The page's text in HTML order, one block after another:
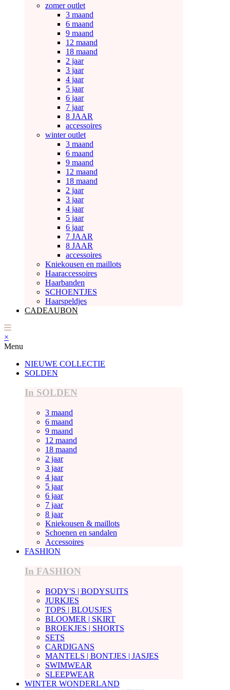
zomer outlet
3 maand
6 maand
9 maand
12 maand
18 maand
2 jaar
3 jaar
4 jaar
5 jaar
6 jaar
7 jaar
8 JAAR
accessoires
winter outlet
3 maand
6 maand
9 maand
12 maand
18 maand
2 jaar
3 jaar
4 jaar
5 jaar
6 jaar
7 JAAR
8 JAAR
accessoires
Kniekousen en maillots
Haaraccessoires
Haarbanden
SCHOENTJES
Haarspeldjes
CADEAUBON
×
Menu
NIEUWE COLLECTIE
SOLDEN
In SOLDEN
3 maand
6 maand
9 maand
12 maand
18 maand
2 jaar
3 jaar
4 jaar
5 jaar
6 jaar
7 jaar
8 jaar
Kniekousen & maillots
Schoenen en sandalen
Accessoires
FASHION
In FASHION
BODY'S | BODYSUITS
JURKJES
TOPS | BLOUSJES
BLOOMER | SKIRT
BROEKJES | SHORTS
SETS
CARDIGANS
MANTELS | BONTJES | JASJES
SWIMWEAR
SLEEPWEAR
WINTER WONDERLAND